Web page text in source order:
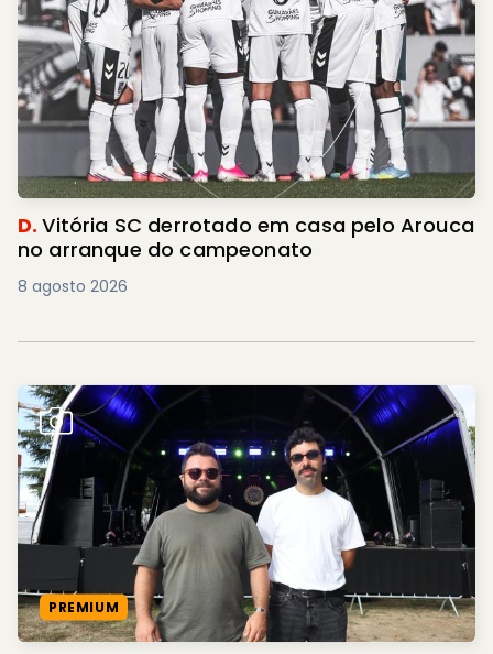
D.Vitória SC derrotado em casa pelo Arouca
no arranque do campeonato
8 agosto 2026
PREMIUM